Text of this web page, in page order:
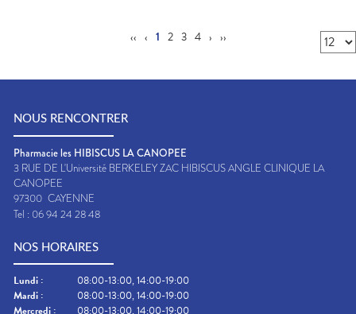
‹‹ ‹ 1 2 3 4 › ››
NOUS RENCONTRER
Pharmacie les HIBISCUS LA CANOPEE
3 RUE DE L'Université BERKELEY ZAC HIBISCUS ANGLE CLINIQUE LA
CANOPEE
97300 CAYENNE
Tel : 06 94 24 28 48
NOS HORAIRES
Lundi :
08:00-13:00, 14:00-19:00
Mardi :
08:00-13:00, 14:00-19:00